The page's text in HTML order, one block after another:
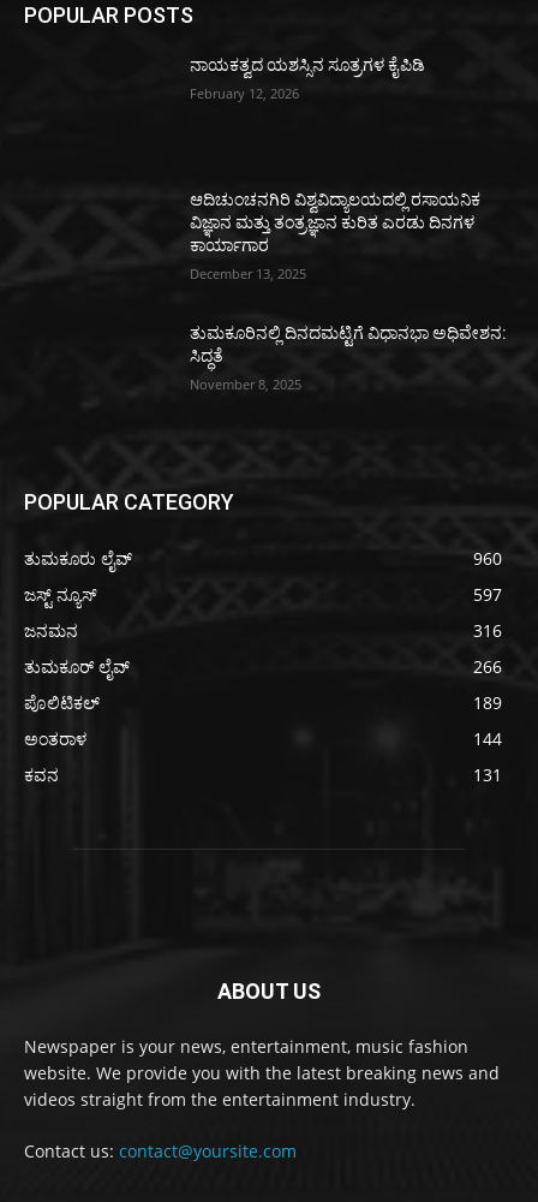
POPULAR POSTS
ನಾಯಕತ್ವದ ಯಶಸ್ಸಿನ ಸೂತ್ರಗಳ ಕೈಪಿಡಿ
February 12, 2026
ಆದಿಚುಂಚನಗಿರಿ ವಿಶ್ವವಿದ್ಯಾಲಯದಲ್ಲಿ ರಸಾಯನಿಕ
ವಿಜ್ಞಾನ ಮತ್ತು ತಂತ್ರಜ್ಞಾನ ಕುರಿತ ಎರಡು ದಿನಗಳ
ಕಾರ್ಯಾಗಾರ
December 13, 2025
ತುಮಕೂರಿನಲ್ಲಿ ದಿನದಮಟ್ಟಿಗೆ ವಿಧಾನಭಾ ಅಧಿವೇಶನ:
ಸಿದ್ಧತೆ
November 8, 2025
POPULAR CATEGORY
ತುಮಕೂರು ಲೈವ್
960
ಜಸ್ಟ್ ನ್ಯೂಸ್
597
ಜನಮನ
316
ತುಮಕೂರ್ ಲೈವ್
266
ಪೊಲಿಟಿಕಲ್
189
ಅಂತರಾಳ
144
ಕವನ
131
ABOUT US
Newspaper is your news, entertainment, music fashion
website. We provide you with the latest breaking news and
videos straight from the entertainment industry.
Contact us: contact@yoursite.com